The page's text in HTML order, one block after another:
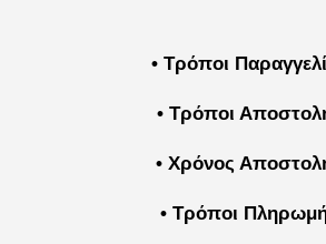
• Τρόποι
• Τρόποι
• Χρόνος
• Τρόποι